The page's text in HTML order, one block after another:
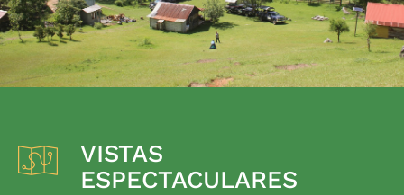
VISTAS
ESPECTACULARES